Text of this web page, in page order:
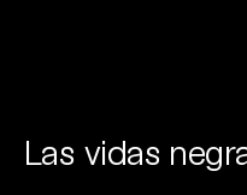
Las vidas